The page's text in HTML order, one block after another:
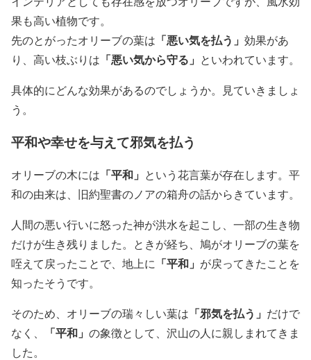
果も高い植物です。
先のとがったオリーブの葉は 「悪い気を払う」 効果があ
り、高い枝ぶりは 「悪い気から守る」 といわれています。
具体的にどんな効果があるのでしょうか。見ていきましょ
う。
平和や幸せを与えて邪気を払う
オリーブの木には 「平和」 という花言葉が存在します。平
和の由来は、旧約聖書のノアの箱舟の話からきています。
人間の悪い行いに怒った神が洪水を起こし、一部の生き物
だけが生き残りました。ときが経ち、鳩がオリーブの葉を
咥えて戻ったことで、地上に 「平和」 が戻ってきたことを
知ったそうです。
そのため、オリーブの瑞々しい葉は 「邪気を払う」 だけで
なく、
「平和」 の象徴として、沢山の人に親しまれてきま
した。